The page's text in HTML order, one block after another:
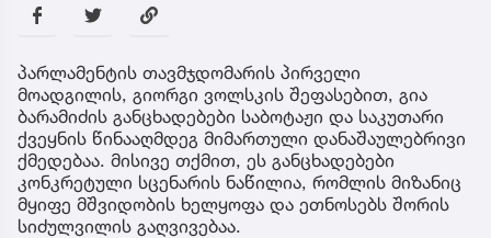
პარლამენტის თავმჯდომარის პირველი
მოადგილის, გიორგი ვოლსკის შეფასებით, გია
ბარამიძის განცხადებები საბოტაჟი და საკუთარი
ქვეყნის წინააღმდეგ მიმართული დანაშაულებრივი
ქმედებაა. მისივე თქმით, ეს განცხადებები
კონკრეტული სცენარის ნაწილია, რომლის მიზანიც
მყიფე მშვიდობის ხელყოფა და ეთნოსებს შორის
სიძულვილის გაღვივებაა.